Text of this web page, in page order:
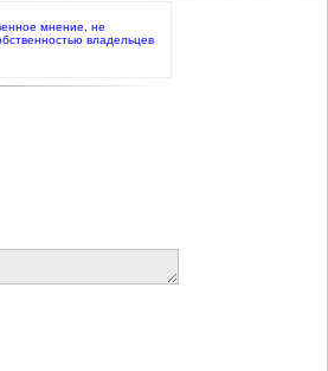
мнение, не
владельцев